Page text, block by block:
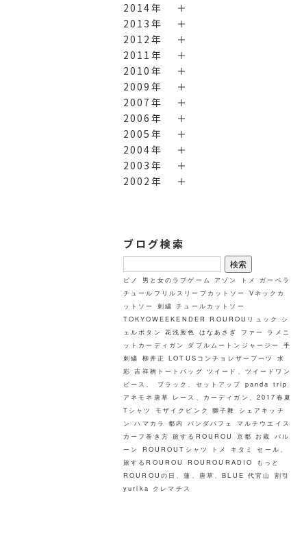
2014年
2013年
2012年
2011年
2010年
2009年
2007年
2006年
2005年
2004年
2003年
2002年
ブログ検索
検
索:
ピノ 男と女のラブゲーム アゾン トメ
ガーベラ
チュールフリルスリーブカットソー Vネックカ
ットソー 刺繍 チュールカットソー
TOKYOWEEKENDER ROUROUリュック
シ
ェルボタン 花浅葱色 はなあさぎ ファー ラメニ
ットカーディガン
ダブルムートンジャージー 手
刺繍 柳井正 LOTUSコンチョレザーブーツ
水
彩 吉祥柄トートバッグ ツイード、ツイードワン
ピース、
ブラック、セットアップ panda trip
アネモネ唐草 レース、カーディガン、2017春夏
Tシャツ
モザイクピンク 獅子舞
シェアキッチ
ン ハマカラ 都内 パンダパフェ
マルチウエイス
カーフ巻き方 旅するROUROU 京都 お蔵 バル
ーン
ROUROUTシャツ トメ キタミ
セール、
旅するROUROU
ROUROURADIO
もっと
ROUROUの日、蓮、唐草、BLUE 代官山
割引
yurika クレマチス